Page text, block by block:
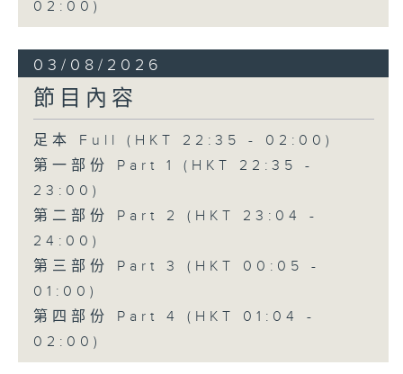
02:00)
03/08/2026
節目內容
足本 Full (HKT 22:35 - 02:00)
第一部份 Part 1 (HKT 22:35 -
23:00)
第二部份 Part 2 (HKT 23:04 -
24:00)
第三部份 Part 3 (HKT 00:05 -
01:00)
第四部份 Part 4 (HKT 01:04 -
02:00)